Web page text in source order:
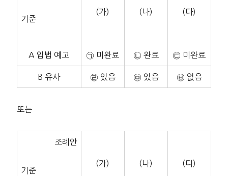
기준
(가) (나) (다)
A 입법 예고 ㉠ 미완료 ㉡ 완료 ㉢ 미완료
B 유사 ㉣ 있음 ㉤ 있음 ㉥ 없음
또는
조례안
기준
(가) (나) (다)